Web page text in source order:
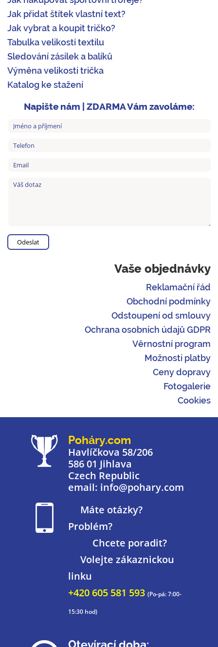
Jak přidat štítek vlastní text?
Jak vybrat a koupit tričko?
Tabulka velikostí textilu
Sledování zásilek a balíků
Výměna velikosti trička
Katalog ke stažení
Napište nám | ZDARMA Vám zavoláme:
Vaše objednávky
Reklamační řád
Obchodní podmínky
Odstoupení od smlouvy
Ochrana osobních údajů GDPR
Věrnostní program
Možnosti platby
Ceny dopravy
Fotogalerie
Cookies
Poháry.com
Havlíčkova 58/206
586 01 Jihlava
Czech Republic
email: info@pohary.com
Máte otázky?
Problém?
Chcete poradit?
Volejte zákaznickou
linku
+420 605 581 593 (Po-pá: 7:00-
15:30 hod)